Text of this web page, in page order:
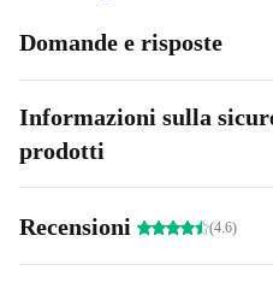
Domande e risposte
Informazioni sulla
prodotti
Recensioni (4.6)